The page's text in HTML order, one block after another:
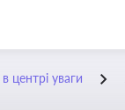
центрі уваги